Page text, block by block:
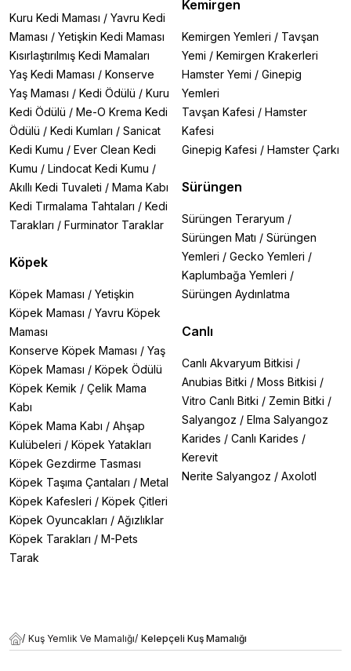
Kuru Kedi Maması / Yavru Kedi
Maması / Yetişkin Kedi Maması
Kısırlaştırılmış Kedi Mamaları
Yaş Kedi Maması / Konserve
Yaş Maması / Kedi Ödülü / Kuru
Kedi Ödülü / Me-O Krema Kedi
Ödülü / Kedi Kumları / Sanicat
Kedi Kumu / Ever Clean Kedi
Kumu / Lindocat Kedi Kumu /
Akıllı Kedi Tuvaleti / Mama Kabı
Kedi Tırmalama Tahtaları / Kedi
Tarakları / Furminator Taraklar
Köpek
Köpek Maması / Yetişkin
Köpek Maması / Yavru Köpek
Maması
Konserve Köpek Maması / Yaş
Köpek Maması / Köpek Ödülü
Köpek Kemik / Çelik Mama
Kabı
Köpek Mama Kabı / Ahşap
Kulübeleri / Köpek Yatakları
Köpek Gezdirme Tasması
Köpek Taşıma Çantaları / Metal
Köpek Kafesleri / Köpek Çitleri
Köpek Oyuncakları / Ağızlıklar
Köpek Tarakları / M-Pets
Tarak
Kemirgen
Kemirgen Yemleri / Tavşan
Yemi / Kemirgen Krakerleri
Hamster Yemi / Ginepig
Yemleri
Tavşan Kafesi / Hamster
Kafesi
Ginepig Kafesi / Hamster Çarkı
Sürüngen
Sürüngen Teraryum /
Sürüngen Matı / Sürüngen
Yemleri / Gecko Yemleri /
Kaplumbağa Yemleri /
Sürüngen Aydınlatma
Canlı
Canlı Akvaryum Bitkisi /
Anubias Bitki / Moss Bitkisi /
Vitro Canlı Bitki / Zemin Bitki /
Salyangoz / Elma Salyangoz
Karides / Canlı Karides /
Kerevit
Nerite Salyangoz / Axolotl
/ Kuş Yemlik Ve Mamalığı/ Kelepçeli Kuş Mamalığı